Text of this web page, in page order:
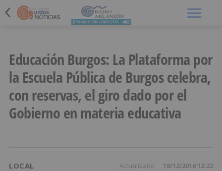
Educación Burgos: La Plataforma por
la Escuela Pública de Burgos celebra,
con reservas, el giro dado por el
Gobierno en materia educativa
LOCAL Actualizado 18/12/2016 12:22